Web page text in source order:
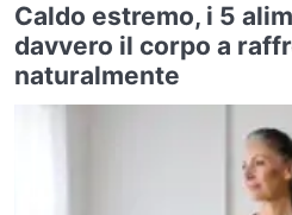
Caldo estremo, i 5
davvero il corpo a
naturalmente